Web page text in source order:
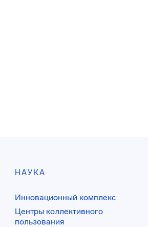
НАУКА
Инновационный комплекс
Центры коллективного
пользования